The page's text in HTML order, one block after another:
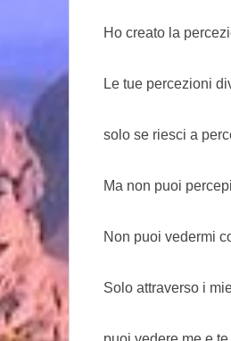
Ho creato la
Le tue percezioni
solo se riesci a
Ma non puoi
Non puoi vedermi
Solo attraverso i